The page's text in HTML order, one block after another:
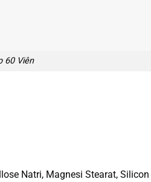
60 Viên
Natri, Magnesi Stearat,